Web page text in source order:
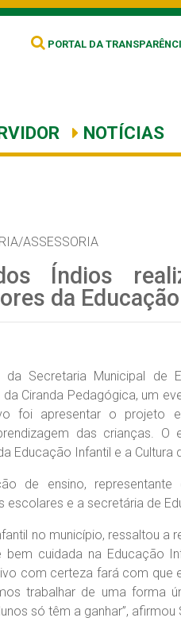
PORTAL DA
NOTÍCIAS
ASSESSORIA
Índios
da
Secretaria Municipal de
Ciranda Pedagógica, um
foi apresentar o projeto
das crianças. O
Educação Infantil e a Cultura
de ensino, representante
e a secretária de
no município, ressaltou a
cuidada na Educação
com certeza fará com que
trabalhar de uma forma
só têm a ganhar”, afirmou